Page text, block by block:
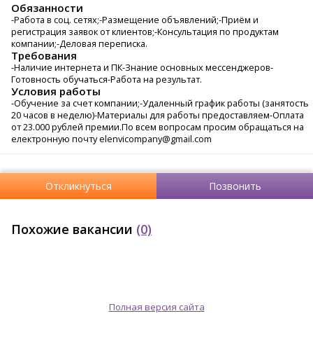
Обязанности
-Работа в соц. сетях;-Размещение объявлений;-Приём и
регистрация заявок от клиентов;-Консультация по продуктам
компании;-Деловая переписка.
Требования
-Наличие интернета и ПК-Знание основных мессенджеров-
Готовность обучаться-Работа на результат.
Условия работы
-Обучение за счет компании;-Удаленный график работы (занятость
20 часов в неделю)-Материалы для работы предоставляем-Оплата
от 23.000 рублей премии.По всем вопросам просим обращаться на
електронную почту elenvicompany@gmail.com
Откликнуться Позвонить
Похожие вакансии (0)
Полная версия сайта